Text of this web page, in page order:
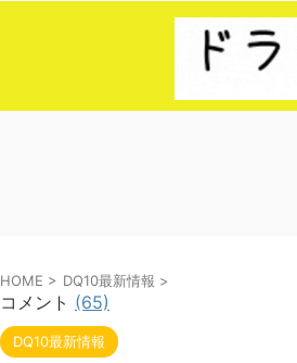
HOME > DQ10最新情報 >
コメント (65)
DQ10最新情報